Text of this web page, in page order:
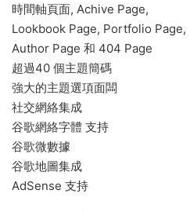
時間軸頁面, Achive Page,
Lookbook Page, Portfolio Page,
Author Page 和 404 Page
超過40 個主題簡碼
強大的主題選項面闆
社交網絡集成
谷歌網絡字體 支持
谷歌微數據
谷歌地圖集成
AdSense 支持